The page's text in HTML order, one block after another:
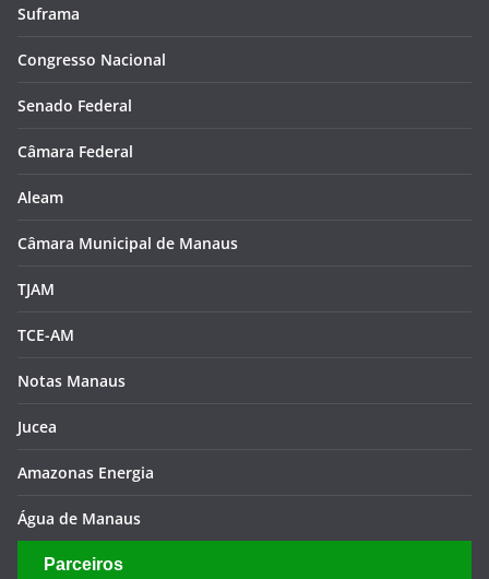
Suframa
Congresso Nacional
Senado Federal
Câmara Federal
Aleam
Câmara Municipal de Manaus
TJAM
TCE-AM
Notas Manaus
Jucea
Amazonas Energia
Água de Manaus
Parceiros